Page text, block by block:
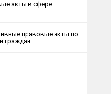
акты в сфере
правовые акты по
граждан